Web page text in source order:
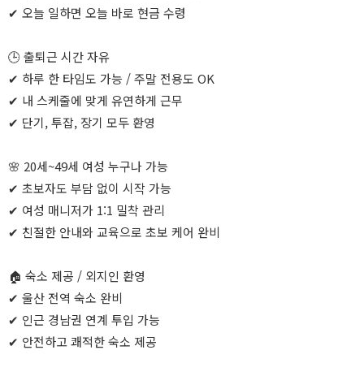
✔ 오늘 일하면 오늘 바로 현금 수령
🕒 출퇴근 시간 자유
✔ 하루 한 타임도 가능 / 주말 전용도 OK
✔ 내 스케줄에 맞게 유연하게 근무
✔ 단기, 투잡, 장기 모두 환영
🌸 20세~49세 여성 누구나 가능
✔ 초보자도 부담 없이 시작 가능
✔ 여성 매니저가 1:1 밀착 관리
✔ 친절한 안내와 교육으로 초보 케어 완비
🏠 숙소 제공 / 외지인 환영
✔ 울산 전역 숙소 완비
✔ 인근 경남권 연계 투입 가능
✔ 안전하고 쾌적한 숙소 제공